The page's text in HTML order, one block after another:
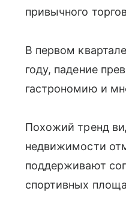
привычного
В первом
году, падение
гастрономию и
Похожий тренд
недвижимости
поддерживают
спортивных